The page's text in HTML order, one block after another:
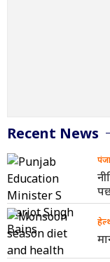
Recent News